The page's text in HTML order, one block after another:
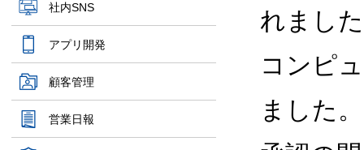
社内SNS
アプリ開発
顧客管理
営業日報
れまし
コンピ
ました。